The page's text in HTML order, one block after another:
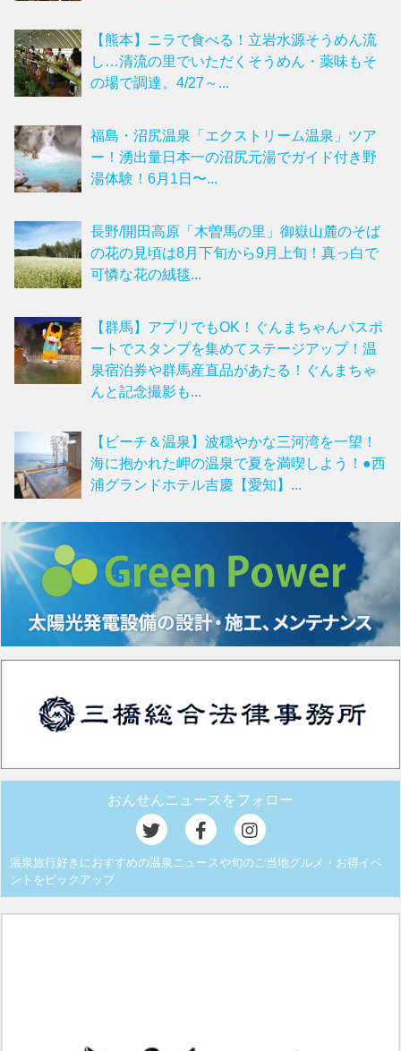
【熊本】ニラで食べる！立岩水源そうめん流
し…清流の里でいただくそうめん・薬味もそ
の場で調達。4/27～...
福島・沼尻温泉「エクストリーム温泉」ツア
ー！湧出量日本一の沼尻元湯でガイド付き野
湯体験！6月1日〜...
長野/開田高原「木曽馬の里」御嶽山麓のそば
の花の見頃は8月下旬から9月上旬！真っ白で
可憐な花の絨毯...
【群馬】アプリでもOK！ぐんまちゃんパスポ
ートでスタンプを集めてステージアップ！温
泉宿泊券や群馬産直品があたる！ぐんまちゃ
んと記念撮影も...
【ビーチ＆温泉】波穏やかな三河湾を一望！
海に抱かれた岬の温泉で夏を満喫しよう！●西
浦グランドホテル吉慶【愛知】...
おんせんニュースをフォロー
温泉旅行好きにおすすめの温泉ニュースや旬のご当地グルメ・お得イベ
ントをピックアップ